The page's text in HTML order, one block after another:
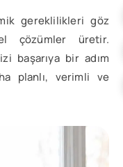
gereklilikleri göz
çözümler üretir.
başarıya bir adım
planlı, verimli ve